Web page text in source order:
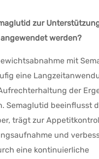
zur
werden?
mit
eine
der
Semaglutid beeinflusst
trägt zur
und
eine kontinuierliche